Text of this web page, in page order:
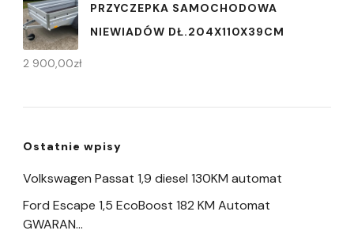
PRZYCZEPKA SAMOCHODOWA
NIEWIADÓW DŁ.204X110X39CM
2 900,00zł
Ostatnie wpisy
Volkswagen Passat 1,9 diesel 130KM automat
Ford Escape 1,5 EcoBoost 182 KM Automat
GWARAN…